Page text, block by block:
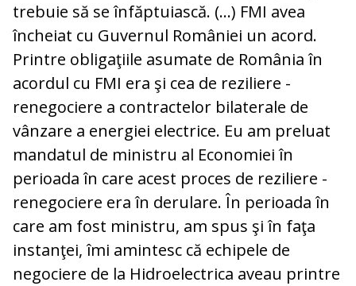
trebuie să se înfăptuiască. (...) FMI avea
încheiat cu Guvernul României un acord.
Printre obligaţiile asumate de România în
acordul cu FMI era şi cea de reziliere -
renegociere a contractelor bilaterale de
vânzare a energiei electrice. Eu am preluat
mandatul de ministru al Economiei în
perioada în care acest proces de reziliere -
renegociere era în derulare. În perioada în
care am fost ministru, am spus şi în faţa
instanţei, îmi amintesc că echipele de
negociere de la Hidroelectrica aveau printre